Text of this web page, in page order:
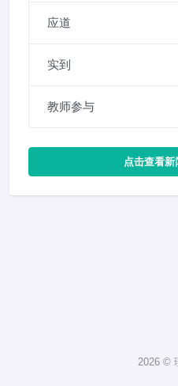
应道
实到
教师参与
点击查看
2026 ©